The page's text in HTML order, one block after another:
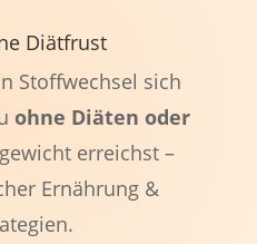
Diätfrust
Stoffwechsel sich
ohne Diäten oder
erreichst –
Ernährung &